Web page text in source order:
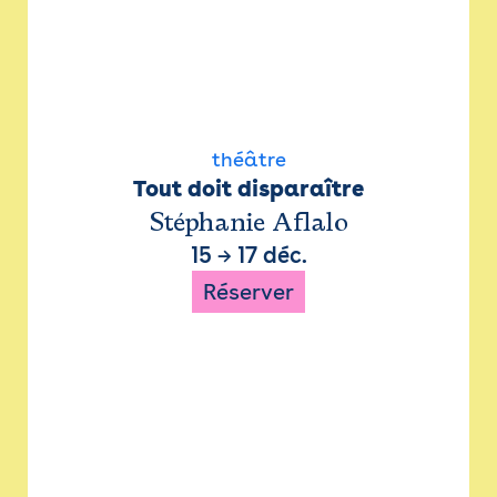
théâtre
Tout doit disparaître
Stéphanie Aflalo
15 → 17 déc.
Réserver